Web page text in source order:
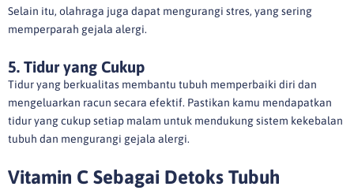
Selain itu, olahraga juga dapat mengurangi stres, yang sering
memperparah gejala alergi.
5. Tidur yang Cukup
Tidur yang berkualitas membantu tubuh memperbaiki diri dan
mengeluarkan racun secara efektif. Pastikan kamu mendapatkan
tidur yang cukup setiap malam untuk mendukung sistem kekebalan
tubuh dan mengurangi gejala alergi.
Vitamin C Sebagai Detoks Tubuh